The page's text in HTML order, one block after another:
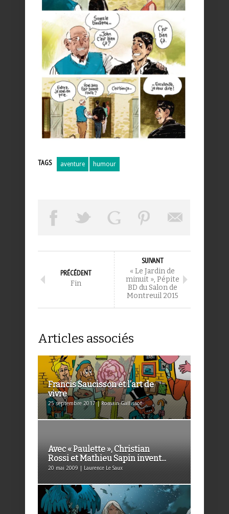
TAGS aventure humour
PRÉCÉDENT
Fin
SUIVANT
« Le Jardin de
minuit », Pépite
BD du Salon de
Montreuil 2015
Articles associés
Francis Saucisson et l’art de
vivre
25 septembre 2017 | Romain Gallissot
Avec « Paulette », Christian
Rossi et Mathieu Sapin invent...
20 mai 2009 | Laurence Le Saux